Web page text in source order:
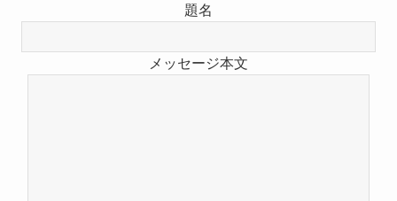
題名
メッセージ本文